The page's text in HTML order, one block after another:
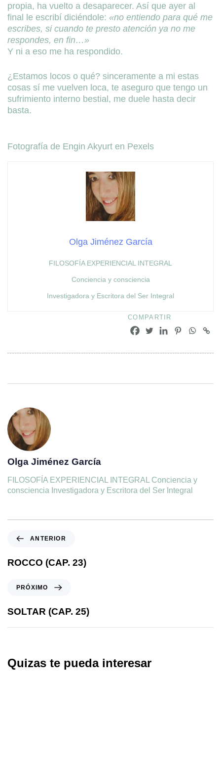
propia, ha vuelto a desaparecer. Así que ayer al
final le escribí diciéndole: «no entiendo para qué me
escribes, si cuando te presto atención ya no me
respondes, en fin…»
Y ni a eso me ha respondido.
¿Estamos locos o qué? sinceramente a mi estas
cosas sí me vuelven loca, te aseguro que tengo un
sufrimiento interno bestial, me duele hasta decir
basta.
Fotografía de Engin Akyurt en Pexels
Olga Jiménez García
FILOSOFÍA EXPERIENCIAL INTEGRAL
Conciencia y consciencia
Investigadora y Escritora del Ser Integral
COMPARTIR
Olga Jiménez García
FILOSOFÍA EXPERIENCIAL INTEGRAL Conciencia y
consciencia Investigadora y Escritora del Ser Integral
ANTERIOR
ROCCO (CAP. 23)
PRÓXIMO
SOLTAR (CAP. 25)
Quizas te pueda interesar